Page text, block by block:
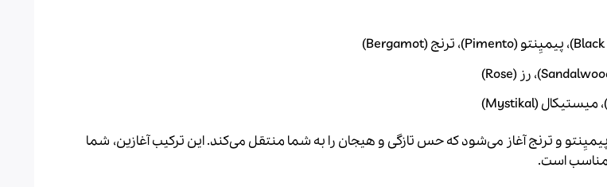
و ترنج آغاز می‌شود که حس تازگی و هیجان را به شما منتقل می‌کند. این ترکیب آغازین، شما
مناسب است.